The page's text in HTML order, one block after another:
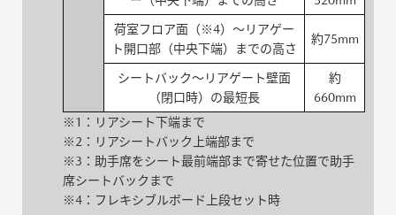
荷室フロア面（※4）～リアゲー
ト開口部（中央下端）までの高さ
約75mm
シートバック～リアゲート壁面
（閉口時）の最短長
約
660mm
※1：リアシート下端まで
※2：リアシートバック上端部まで
※3：助手席をシート最前端部まで寄せた位置で助手
席シートバックまで
※4：フレキシブルボード上段セット時